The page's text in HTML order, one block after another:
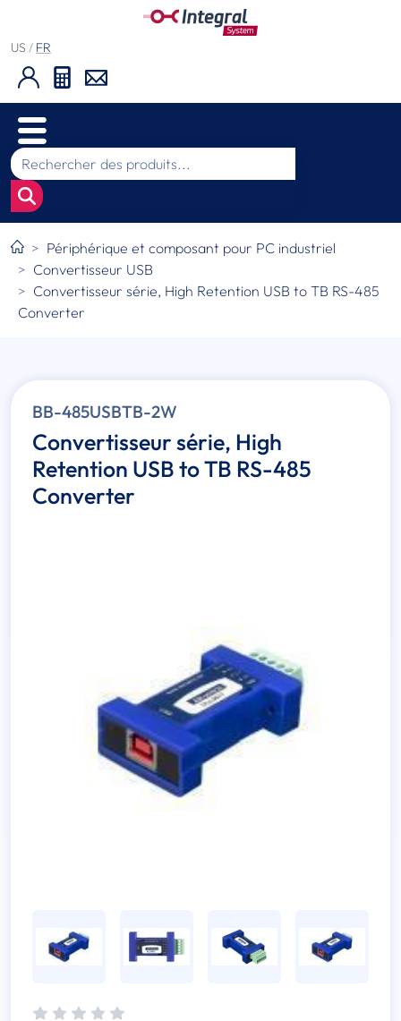
US / FR
Périphérique et composant pour PC industriel
Convertisseur USB
Convertisseur série, High Retention USB to TB RS-485
Converter
BB-485USBTB-2W
Convertisseur série, High
Retention USB to TB RS-485
Converter